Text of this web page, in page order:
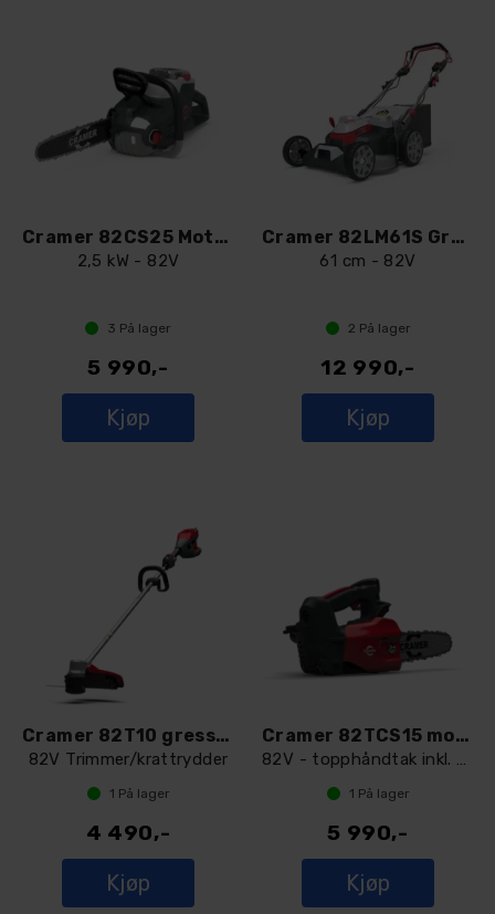
Cramer 82CS25 Motorsag
2,5 kW - 82V
3 På lager
5 990,-
Kjøp
Cramer 82LM61S Gressklipper
61 cm - 82V
2 På lager
12 990,-
Kjøp
Cramer 82T10 gresstrimmer
82V Trimmer/krattrydder
1 På lager
4 490,-
Kjøp
Cramer 82TCS15 motorsag
82V - topphåndtak inkl. sæle/kabel
1 På lager
5 990,-
Kjøp